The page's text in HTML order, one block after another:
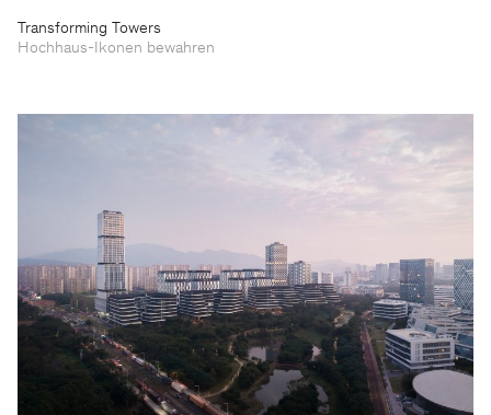
Transforming Towers
Hochhaus-Ikonen bewahren